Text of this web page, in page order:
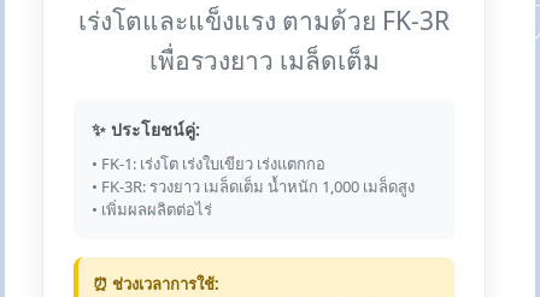
เร่งโตและแข็งแรง ตามด้วย FK-3R
เพื่อรวงยาว เมล็ดเต็ม
✨ ประโยชน์คู่:
• FK-1: เร่งโต เร่งใบเขียว เร่งแตกกอ
• FK-3R: รวงยาว เมล็ดเต็ม น้ำหนัก 1,000 เมล็ดสูง
• เพิ่มผลผลิตต่อไร่
⏰ ช่วงเวลาการใช้: